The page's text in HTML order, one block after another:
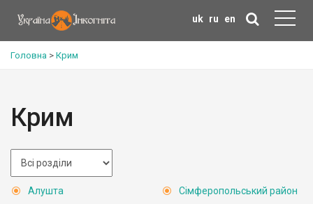
uk ru en
Головна > Крим
Крим
Алушта
Сімферопольський район